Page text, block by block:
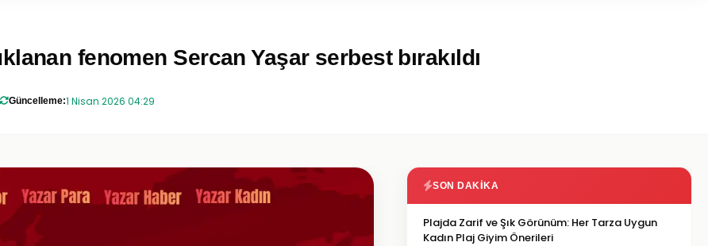
fenomen Sercan Yaşar serbest bırakıldı
Güncelleme:1 Nisan 2026 04:29
SON DAKIKA
Plajda Zarif ve Şık Görünüm: Her Tarza Uygun
Kadın Plaj Giyim Önerileri